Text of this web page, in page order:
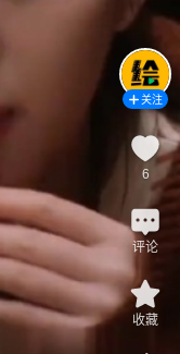
关注
6
评论
收藏